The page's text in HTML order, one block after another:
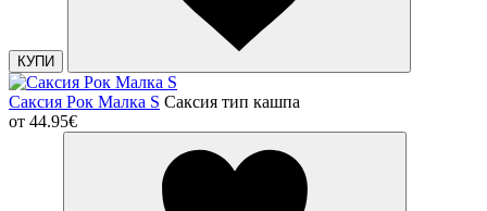
КУПИ
Саксия Рок Малка S Саксия тип кашпа
от 44.95€